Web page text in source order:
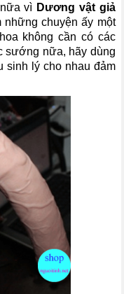
vì Dương vật giả
những chuyện ấy một
không cần có các
sướng nữa, hãy dùng
sinh lý cho nhau đảm